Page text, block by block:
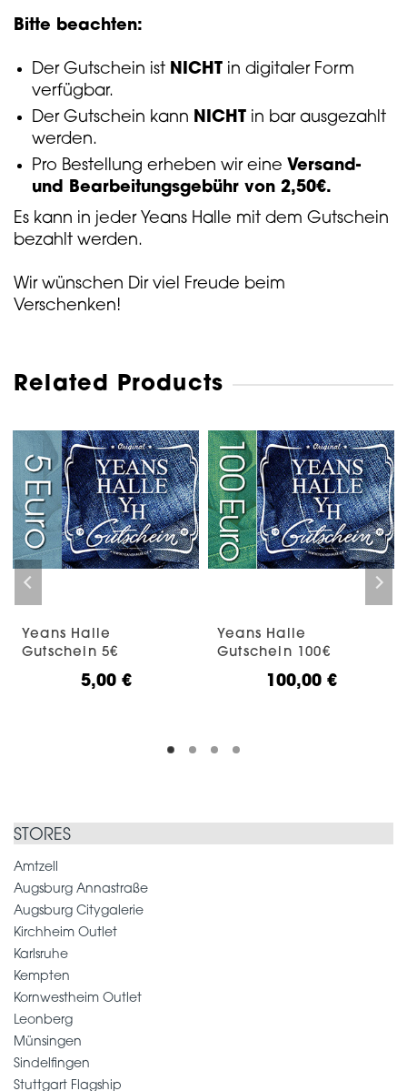
Bitte beachten:
Der Gutschein ist NICHT in digitaler Form
verfügbar.
Der Gutschein kann NICHT in bar ausgezahlt
werden.
Pro Bestellung erheben wir eine Versand-
und Bearbeitungsgebühr von 2,50€.
Es kann in jeder Yeans Halle mit dem Gutschein
bezahlt werden.
Wir wünschen Dir viel Freude beim
Verschenken!
Related Products
Yeans Halle
Gutschein 5€
5,00 €
Yeans Halle
Gutschein 100€
100,00 €
STORES
Amtzell
Augsburg Annastraße
Augsburg Citygalerie
Kirchheim Outlet
Karlsruhe
Kempten
Kornwestheim Outlet
Leonberg
Münsingen
Sindelfingen
Stuttgart Flagship